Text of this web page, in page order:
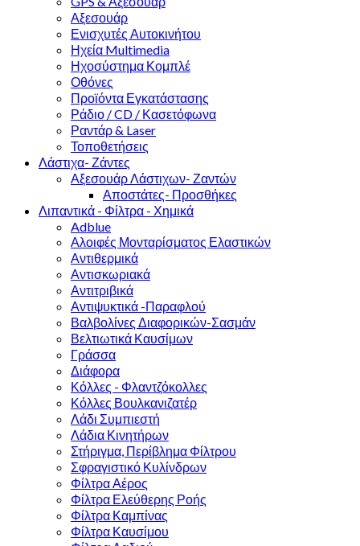
Αξεσουάρ
Ενισχυτές Αυτοκινήτου
Ηχεία Multimedia
Ηχοσύστημα Κομπλέ
Οθόνες
Προϊόντα Εγκατάστασης
Ράδιο / CD / Κασετόφωνα
Ραντάρ & Laser
Τοποθετήσεις
Λάστιχα- Ζάντες
Αξεσουάρ Λάστιχων- Ζαντών
Αποστάτες- Προσθήκες
Λιπαντικά - Φίλτρα - Χημικά
Adblue
Αλοιφές Μονταρίσματος Ελαστικών
Αντιθερμικά
Αντισκωριακά
Αντιτριβικά
Αντιψυκτικά -Παραφλού
Βαλβολίνες Διαφορικών-Σασμάν
Βελτιωτικά Καυσίμων
Γράσσα
Διάφορα
Κόλλες - Φλαντζόκολλες
Κόλλες Βουλκανιζατέρ
Λάδι Συμπιεστή
Λάδια Κινητήρων
Στήριγμα, Περίβλημα Φίλτρου
Σφραγιστικό Κυλίνδρων
Φίλτρα Αέρος
Φίλτρα Ελεύθερης Ροής
Φίλτρα Καμπίνας
Φίλτρα Καυσίμου